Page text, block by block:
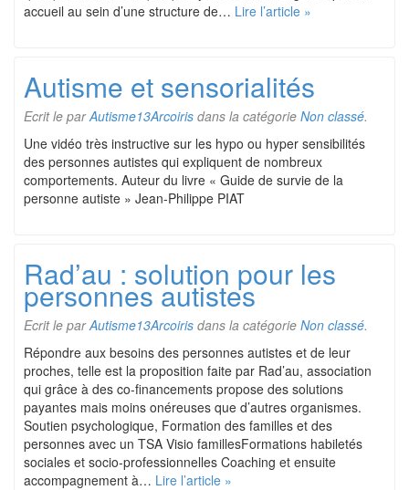
accueil au sein d’une structure de… Lire l’article »
Autisme et sensorialités
Ecrit le parAutisme13Arcoiris dans la catégorie Non classé.
Une vidéo très instructive sur les hypo ou hyper sensibilités
des personnes autistes qui expliquent de nombreux
comportements. Auteur du livre « Guide de survie de la
personne autiste » Jean-Philippe PIAT
Rad’au : solution pour les
personnes autistes
Ecrit le parAutisme13Arcoiris dans la catégorie Non classé.
Répondre aux besoins des personnes autistes et de leur
proches, telle est la proposition faite par Rad’au, association
qui grâce à des co-financements propose des solutions
payantes mais moins onéreuses que d’autres organismes.
Soutien psychologique, Formation des familles et des
personnes avec un TSA Visio famillesFormations habiletés
sociales et socio-professionnelles Coaching et ensuite
accompagnement à… Lire l’article »